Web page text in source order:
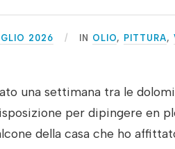
2026 IN OLIO, PITTURA,
una settimana tra le
per dipingere en
della casa che ho